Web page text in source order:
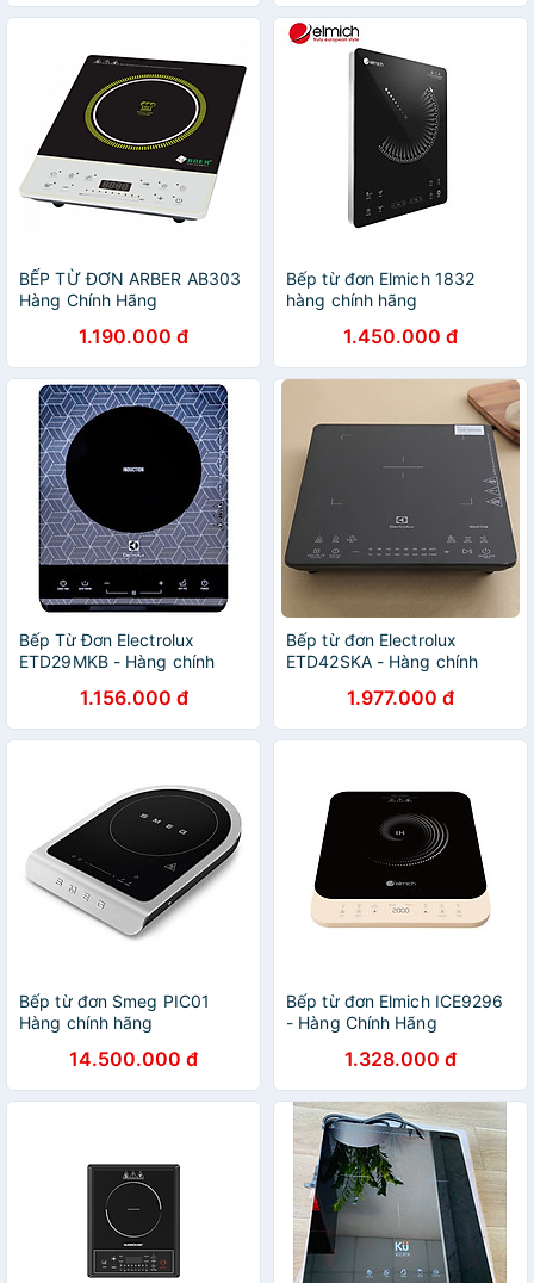
BẾP TỪ ĐƠN ARBER AB303
Hàng Chính Hãng
1.190.000 đ
Bếp từ đơn Elmich 1832
hàng chính hãng
1.450.000 đ
Bếp Từ Đơn Electrolux
ETD29MKB - Hàng chính
1.156.000 đ
Bếp từ đơn Electrolux
ETD42SKA - Hàng chính
1.977.000 đ
Bếp từ đơn Smeg PIC01
Hàng chính hãng
14.500.000 đ
Bếp từ đơn Elmich ICE9296
- Hàng Chính Hãng
1.328.000 đ